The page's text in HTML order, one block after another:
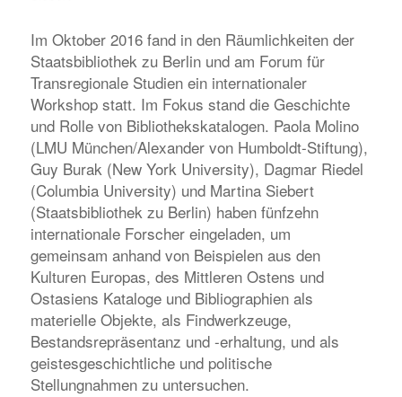
Im Oktober 2016 fand in den Räumlichkeiten der
Staatsbibliothek zu Berlin und am Forum für
Transregionale Studien ein internationaler
Workshop statt. Im Fokus stand die Geschichte
und Rolle von Bibliothekskatalogen. Paola Molino
(LMU München/Alexander von Humboldt-Stiftung),
Guy Burak (New York University), Dagmar Riedel
(Columbia University) und Martina Siebert
(Staatsbibliothek zu Berlin) haben fünfzehn
internationale Forscher eingeladen, um
gemeinsam anhand von Beispielen aus den
Kulturen Europas, des Mittleren Ostens und
Ostasiens Kataloge und Bibliographien als
materielle Objekte, als Findwerkzeuge,
Bestandsrepräsentanz und -erhaltung, und als
geistesgeschichtliche und politische
Stellungnahmen zu untersuchen.